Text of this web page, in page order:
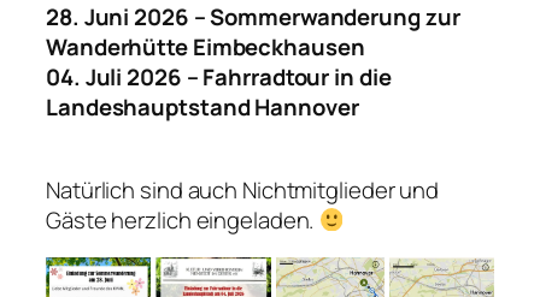
28. Juni 2026 – Sommerwanderung zur
Wanderhütte Eimbeckhausen
04. Juli 2026 – Fahrradtour in die
Landeshauptstand Hannover
Natürlich sind auch Nichtmitglieder und
Gäste herzlich eingeladen.